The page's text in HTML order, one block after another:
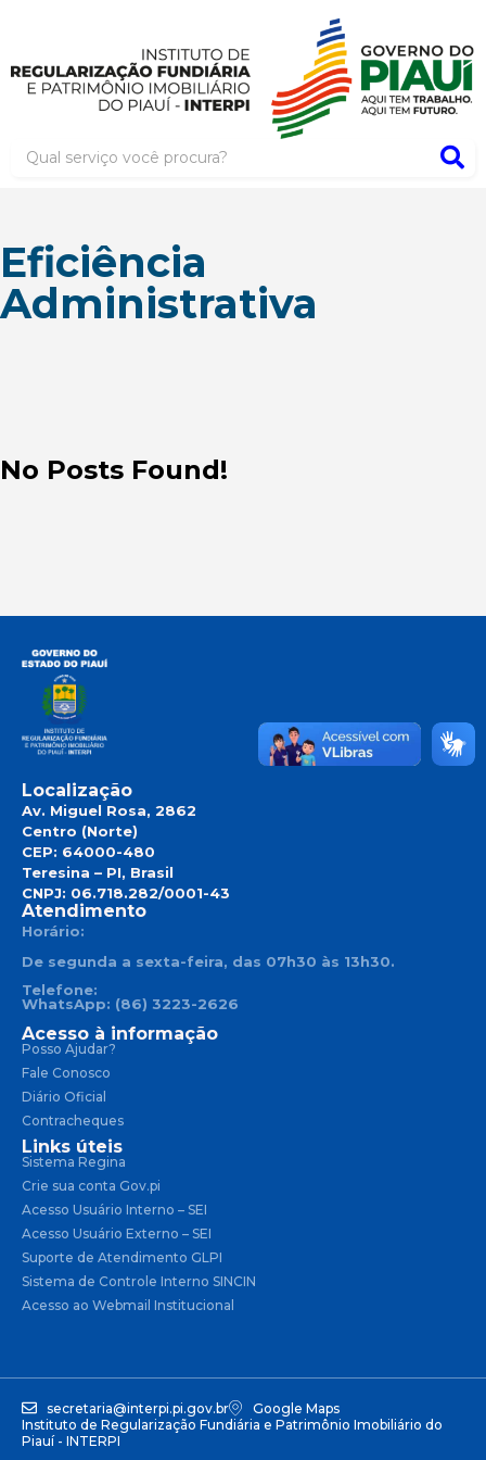
Eficiência
Administrativa
No Posts Found!
Localização
Av. Miguel Rosa, 2862
Centro (Norte)
CEP: 64000-480
Teresina – PI, Brasil
CNPJ: 06.718.282/0001-43
Atendimento
Horário:
De segunda a sexta-feira, das 07h30 às 13h30.
Telefone:
WhatsApp: (86) 3223-2626
Acesso à informação
Posso Ajudar?
Fale Conosco
Diário Oficial
Contracheques
Links úteis
Sistema Regina
Crie sua conta Gov.pi
Acesso Usuário Interno – SEI
Acesso Usuário Externo – SEI
Suporte de Atendimento GLPI
Sistema de Controle Interno SINCIN
Acesso ao Webmail Institucional
secretaria@interpi.pi.gov.br
Google Maps
Instituto de Regularização Fundiária e Patrimônio Imobiliário do
Piauí - INTERPI